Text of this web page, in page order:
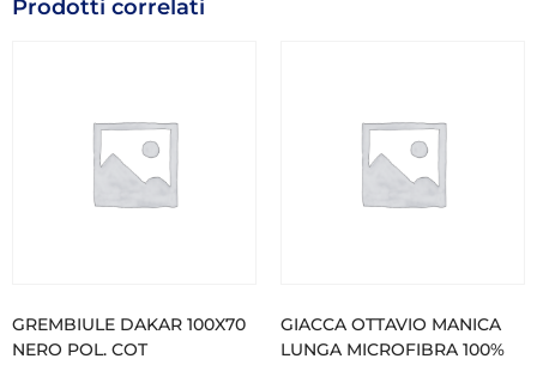
Prodotti correlati
GREMBIULE DAKAR 100X70
NERO POL. COT
GIACCA OTTAVIO MANICA
LUNGA MICROFIBRA 100%